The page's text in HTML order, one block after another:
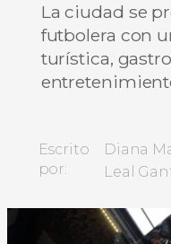
La ciudad se
futbolera con
turística,
Escrito
por:
Diana
Leal